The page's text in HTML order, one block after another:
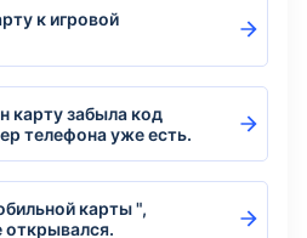
к игровой
карту забыла код
телефона уже есть.
карты ",